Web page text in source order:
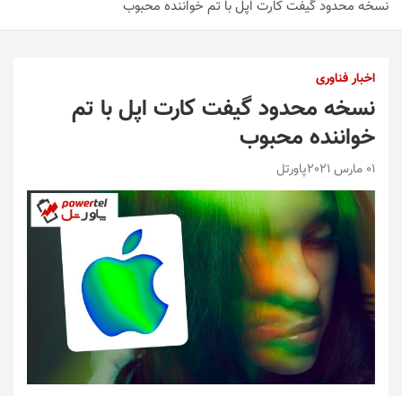
نسخه محدود گیفت کارت اپل با تم خواننده محبوب
اخبار فناوری
نسخه محدود گیفت کارت اپل با تم
خواننده محبوب
01 مارس 2021 پاورتل